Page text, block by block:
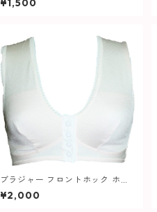
¥1,500
ブラジャー フロントホック ホー
ムブラ 632 レディース
¥2,000